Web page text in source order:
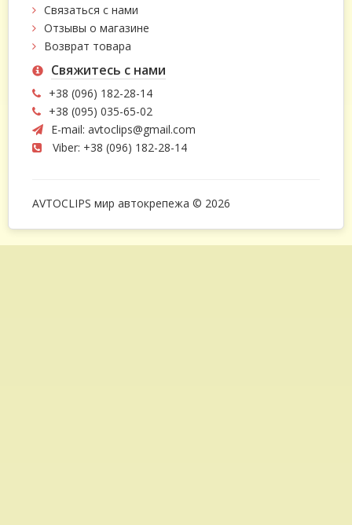
Связаться с нами
Отзывы о магазине
Возврат товара
Свяжитесь с нами
+38 (096) 182-28-14
+38 (095) 035-65-02
E-mail: avtoclips@gmail.com
Viber: +38 (096) 182-28-14
AVTOCLIPS мир автокрепежа © 2026